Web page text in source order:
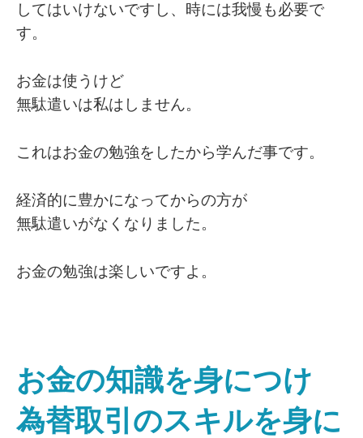
してはいけないですし、時には我慢も必要で
す。
お金は使うけど
無駄遣いは私はしません。
これはお金の勉強をしたから学んだ事です。
経済的に豊かになってからの方が
無駄遣いがなくなりました。
お金の勉強は楽しいですよ。
お金の知識を身につけ
為替取引のスキルを身に